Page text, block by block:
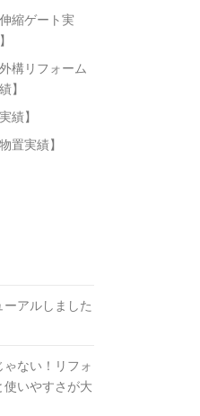
伸縮ゲート実
外構リフォーム
】
績】
物置実績】
アルしました
ない！リフォ
いやすさが大